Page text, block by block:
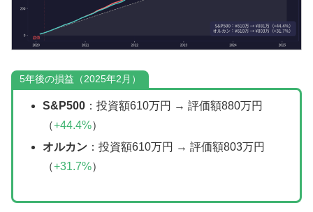
5年後の損益（2025年2月）
S&P500：投資額610万円 → 評価額880万円
（+44.4%）
オルカン：投資額610万円 → 評価額803万円
（+31.7%）